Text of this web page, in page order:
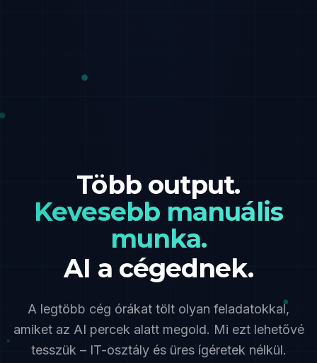
Több output.
Kevesebb manuális
munka.
AI a cégednek.
A legtöbb cég órákat tölt olyan feladatokkal,
amiket az AI percek alatt megold. Mi ezt lehetővé
tesszük – IT-osztály és üres ígéretek nélkül.